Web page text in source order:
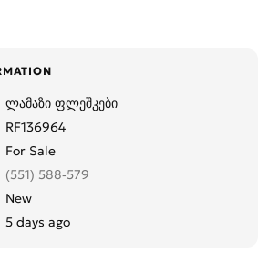
ლამაზი ფლეშკები
RF136964
For Sale
(551) 588-579
New
5 days ago